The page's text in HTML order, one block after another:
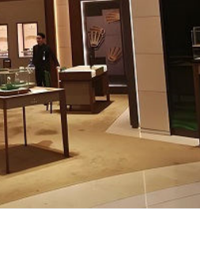
楼29层2905室（需提前预约）
务中心（品牌授权店）3层整层
务中心（品牌授权店）1层整层
务中心（品牌授权店）1层整层（
（CCMALL）C座17层17-B（需
层1015室（需提前预约）
心T2座写字楼29层03室（需提前预
7层G室（需提前预约）
心C座12层1205室（需提前预约
心T1写字楼9层907室（需提前
字楼1座11层1104室（需提前预